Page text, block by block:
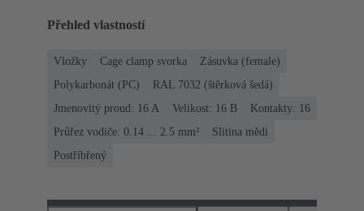
Přehled vlastností
Vložky Cage clamp svorka
Zásuvka (female)
Polykarbonát (PC)
RAL 7032 (štěrková šedá)
Jmenovitý proud: ‌16 A
Velikost: 16 B
Kontakty: 16
Průřez vodiče: 0.14 ... 2.5 mm²
Slitina mědi
Postříbřený